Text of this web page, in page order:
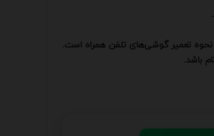
نحوه تعمیر گوشی‌های تلفن همراه است.
باشد.